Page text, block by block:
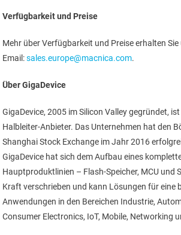
Verfügbarkeit und Preise
Mehr über Verfügbarkeit und Preise erhalten
Email:sales.europe@macnica.com.
Über GigaDevice
GigaDevice, 2005 im Silicon Valley gegründet,
Halbleiter-Anbieter. Das Unternehmen hat den
Shanghai Stock Exchange im Jahr 2016
GigaDevice hat sich dem Aufbau eines
Hauptproduktlinien – Flash-Speicher, MCU und
Kraft verschrieben und kann Lösungen für eine
Anwendungen in den Bereichen Industrie,
Consumer Electronics, IoT, Mobile, Networking